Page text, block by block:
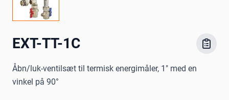
EXT-TT-1C
Åbn/luk-ventilsæt til termisk energimåler, 1" med en
vinkel på 90°